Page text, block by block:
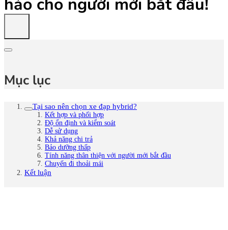
Mục lục
Tại sao nên chọn xe đạp hybrid?
Kết hợp và phối hợp
Độ ổn định và kiểm soát
Dễ sử dụng
Khả năng chi trả
Bảo dưỡng thấp
Tính năng thân thiện với người mới bắt đầu
Chuyến đi thoải mái
Kết luận